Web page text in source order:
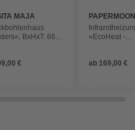
MAJA
BxHxT: 6688
grün
€
»EcoHeat -
ab 169,00 €